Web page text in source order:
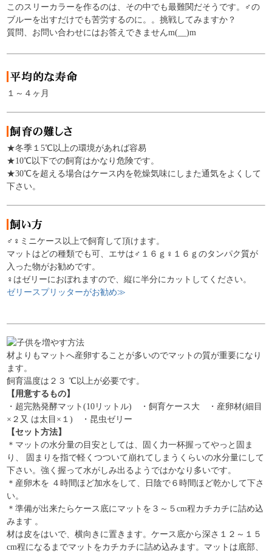
このスリーカラーを作るのは、その中でも最難関だそうです。♂の
ブルーを出すだけでも苦労するのに。。挑戦してみますか？
質問、お問い合わせにはお答えできませんm(__)m
１～４ヶ月
★冬季１5℃以上の環境があれば容易
★10℃以下での飼育はかなり危険です。
★30℃を超える場合はケース内を乾燥気味にしまた通気をよくして
下さい。
♂♀ミニケース以上で飼育して頂けます。
マットはどの種類でも可、エサは♂１６ｇ♀１６ｇのタンパク質が
入った物がお勧めです。
♀はゼリーにおぼれますので、縦に半分にカットしてください。
ゼリースプリッターがお勧め≫
材よりもマットへ産卵することが多いのでマットの質が重要になり
ます。
飼育温度は２３ ℃以上が必要です。
【用意するもの】
・超完熟発酵マット(10リットル) ・飼育ケース大 ・産卵材(細目
×２又 は太目×１) ・昆虫ゼリー
【セット方法】
＊マットの水分量の目安としては、固く力一杯握ってやっと固ま
り、 固まりを指で軽くつついて崩れてしまうくらいの水分量にして
下さい。強く握って水がしみ出るようではかなり多いです。
＊産卵木を ４時間ほど加水をして、日陰で６時間ほど乾かして下さ
い。
＊準備が出来たらケース底にマットを３～５cm程カチカチに詰め込
みます 。
材は皮をはいで、横向きに置きます。ケース底から深さ１２～１５
cm程になるまでマットをカチカチに詰め込みます。マットは底部、